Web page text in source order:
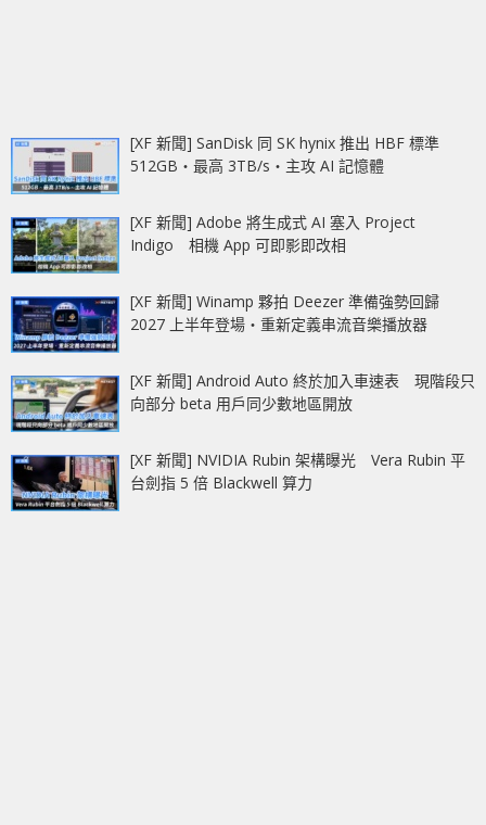
[XF 新聞] SanDisk 同 SK hynix 推出 HBF 標準
512GB‧最高 3TB/s‧主攻 AI 記憶體
[XF 新聞] Adobe 將生成式 AI 塞入 Project
Indigo 相機 App 可即影即改相
[XF 新聞] Winamp 夥拍 Deezer 準備強勢回歸
2027 上半年登場‧重新定義串流音樂播放器
[XF 新聞] Android Auto 終於加入車速表 現階段只
向部分 beta 用戶同少數地區開放
[XF 新聞] NVIDIA Rubin 架構曝光 Vera Rubin 平
台劍指 5 倍 Blackwell 算力